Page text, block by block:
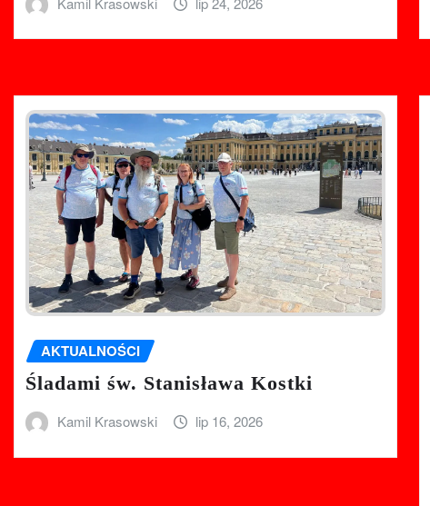
AKTUALNOŚCI
Śladami św. Stanisława Kostki
Kamil Krasowski lip 16, 2026